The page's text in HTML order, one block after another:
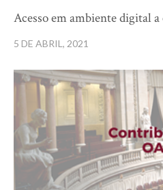
Acesso em ambiente digital
5 DE ABRIL, 2021